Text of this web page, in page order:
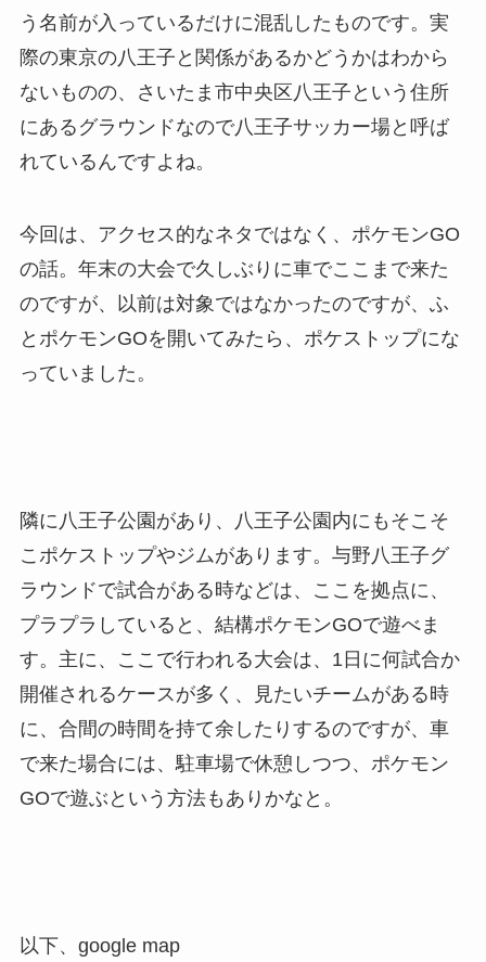
う名前が入っているだけに混乱したものです。実
際の東京の八王子と関係があるかどうかはわから
ないものの、さいたま市中央区八王子という住所
にあるグラウンドなので八王子サッカー場と呼ば
れているんですよね。
今回は、アクセス的なネタではなく、ポケモンGO
の話。年末の大会で久しぶりに車でここまで来た
のですが、以前は対象ではなかったのですが、ふ
とポケモンGOを開いてみたら、ポケストップにな
っていました。
隣に八王子公園があり、八王子公園内にもそこそ
こポケストップやジムがあります。与野八王子グ
ラウンドで試合がある時などは、ここを拠点に、
プラプラしていると、結構ポケモンGOで遊べま
す。主に、ここで行われる大会は、1日に何試合か
開催されるケースが多く、見たいチームがある時
に、合間の時間を持て余したりするのですが、車
で来た場合には、駐車場で休憩しつつ、ポケモン
GOで遊ぶという方法もありかなと。
以下、google map